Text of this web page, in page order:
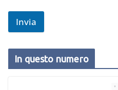
Invia
In questo numero